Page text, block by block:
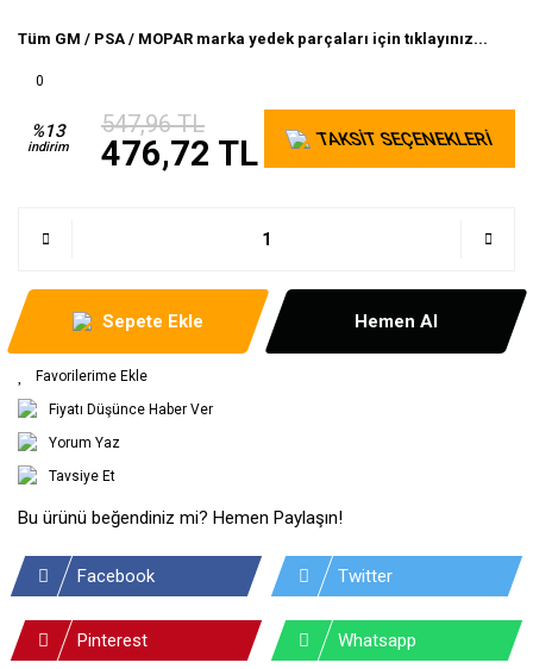
Tüm GM / PSA / MOPAR marka yedek parçaları için tıklayınız...
0
%13
indirim
547,96 TL
476,72 TL TAKSİT SEÇENEKLERİ
Sepete Ekle Hemen Al
Fiyatı Düşünce Haber Ver
Yorum Yaz
Tavsiye Et
Bu ürünü beğendiniz mi? Hemen Paylaşın!
Facebook Twitter
Pinterest Whatsapp